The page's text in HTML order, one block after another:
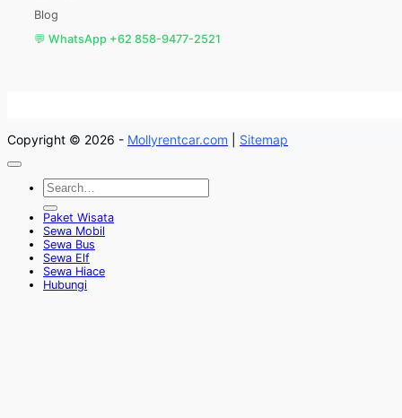
Blog
💬 WhatsApp +62 858-9477-2521
Copyright © 2026 - Mollyrentcar.com Sitemap
Paket Wisata
Sewa Mobil
Sewa Bus
Sewa Elf
Sewa Hiace
Hubungi